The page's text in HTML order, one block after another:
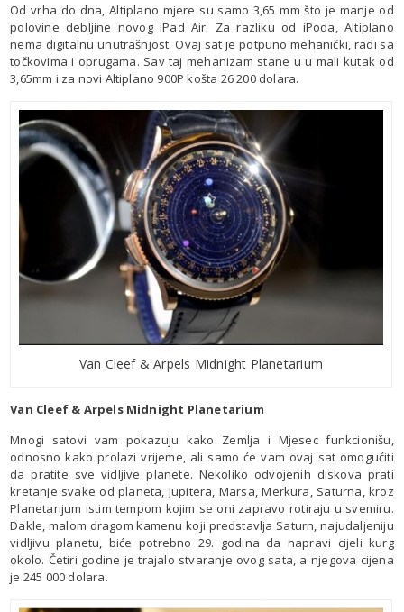
Od vrha do dna, Altiplano mjere su samo 3,65 mm što je manje od
polovine debljine novog iPad Air. Za razliku od iPoda, Altiplano
nema digitalnu unutrašnjost. Ovaj sat je potpuno mehanički, radi sa
točkovima i oprugama. Sav taj mehanizam stane u u mali kutak od
3,65mm i za novi Altiplano 900P košta 26 200 dolara.
Van Cleef & Arpels Midnight Planetarium
Van Cleef & Arpels Midnight Planetarium
Mnogi satovi vam pokazuju kako Zemlja i Mjesec funkcionišu,
odnosno kako prolazi vrijeme, ali samo će vam ovaj sat omogućiti
da pratite sve vidljive planete. Nekoliko odvojenih diskova prati
kretanje svake od planeta, Jupitera, Marsa, Merkura, Saturna, kroz
Planetarijum istim tempom kojim se oni zapravo rotiraju u svemiru.
Dakle, malom dragom kamenu koji predstavlja Saturn, najudaljeniju
vidljivu planetu, biće potrebno 29. godina da napravi cijeli kurg
okolo. Četiri godine je trajalo stvaranje ovog sata, a njegova cijena
je 245 000 dolara.